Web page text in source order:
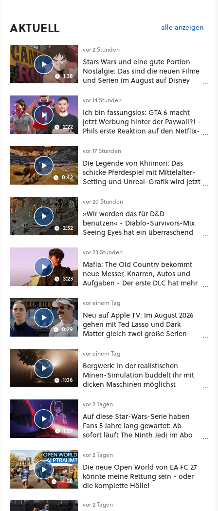
AKTUELL alle anzeigen
1:38
vor 2 Stunden
Stars Wars und eine gute Portion
Nostalgie: Das sind die neuen Filme
und Serien im August auf Disney
2:22
vor 14 Stunden
Ich bin fassungslos: GTA 6 macht
jetzt Werbung hinter der Paywall?! -
Phils erste Reaktion auf den Netflix-
0:42
vor 17 Stunden
Die Legende von Khiimori: Das
schicke Pferdespiel mit Mittelalter-
Setting und Unreal-Grafik wird jetzt
2:52
vor 20 Stunden
»Wir werden das für D&D
benutzen« - Diablo-Survivors-Mix
Seeing Eyes hat ein überraschend
3:23
vor 23 Stunden
Mafia: The Old Country bekommt
neue Messer, Knarren, Autos und
Aufgaben - Der erste DLC hat mehr
0:29
vor einem Tag
Neu auf Apple TV: Im August 2026
gehen mit Ted Lasso und Dark
Matter gleich zwei große Serien-
1:06
vor einem Tag
Bergwerk: In der realistischen
Minen-Simulation buddelt ihr mit
dicken Maschinen möglichst
1:29
vor 2 Tagen
Auf diese Star-Wars-Serie haben
Fans 5 Jahre lang gewartet: Ab
sofort läuft The Ninth Jedi im Abo
14:38
vor 2 Tagen
Die neue Open World von EA FC 27
könnte meine Rettung sein - oder
die komplette Hölle!
vor 2 Tagen